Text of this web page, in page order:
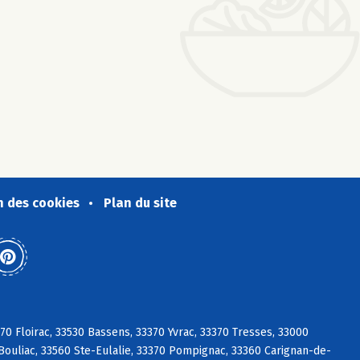
des cookies Plan du site
33530 Bassens, 33370 Yvrac, 33370 Tresses, 33000
33560 Ste-Eulalie, 33370 Pompignac, 33360 Carignan-de-